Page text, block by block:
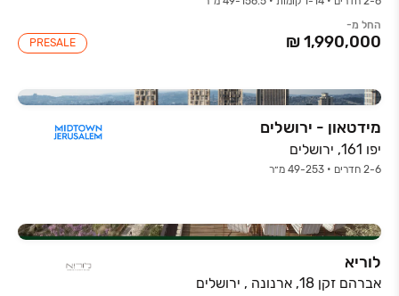
החל מ-
PRESALE
מידטאון - ירושלים
יפו 161, ירושלים
2-6 חדרים • 49-253 מ״ר
לוריא
אברהם זקן 18, ארנונה , ירושלים